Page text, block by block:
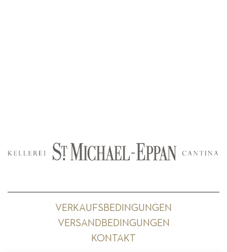
VERKAUFSBEDINGUNGEN
VERSANDBEDINGUNGEN
KONTAKT